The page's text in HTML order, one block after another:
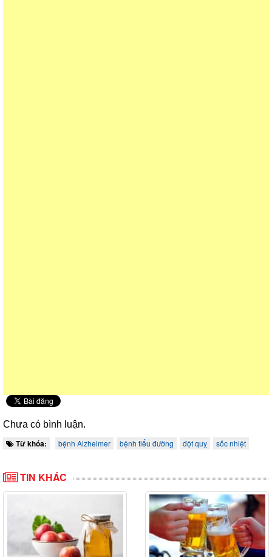
Chưa có bình luận.
Từ khóa: bệnh Alzheimer bệnh tiểu đường đột quỵ sốc nhiệt
TIN KHÁC